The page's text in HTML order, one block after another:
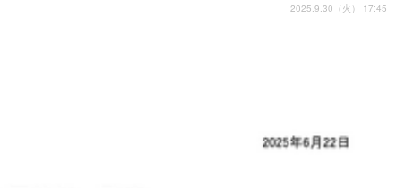
2025.9.30（火） 17:45